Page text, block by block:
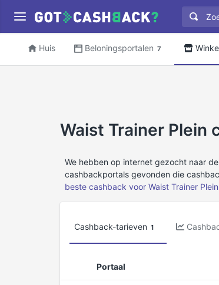
Huis Beloningsportalen 7
Waist Trainer Plein
We hebben op internet gezocht naar
cashbackportals gevonden die
beste cashback voor Waist Trainer Plein
Cashback-tarieven 1
Portaal